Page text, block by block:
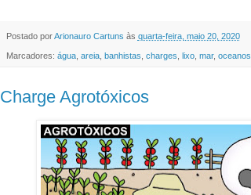
Postado porArionauro Cartuns às quarta-feira, maio 20, 2020
Marcadores: água, areia, banhistas charges lixo, mar, oceanos
Charge Agrotóxicos